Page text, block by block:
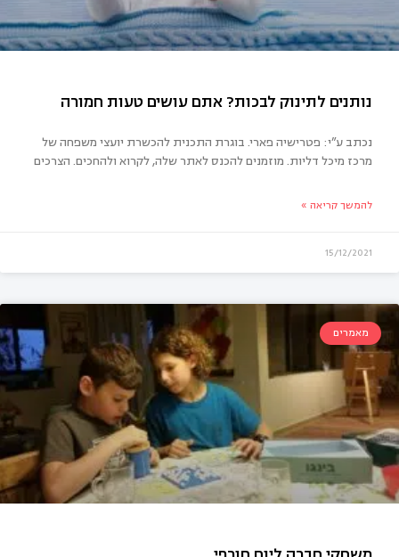
נכתב ע”י: פטרישיה פארי. בוגרת התכנית להכשרת יועצי משפחה של
מרכז מיכל דליות. מוזמנים להכנס לאתר שלה, לקרוא ולהחכים. הצרכים
להמשך קריאה »
15/12/2021
מאמרים